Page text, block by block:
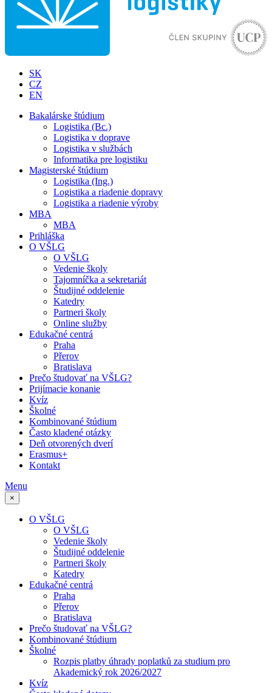
SK
CZ
EN
Bakalárske štúdium
Logistika (Bc.)
Logistika v doprave
Logistika v službách
Informatika pre logistiku
Magisterské štúdium
Logistika (Ing.)
Logistika a riadenie dopravy
Logistika a riadenie výroby
MBA
MBA
Prihláška
O VŠLG
O VŠLG
Vedenie školy
Tajomníčka a sekretariát
Študijné oddelenie
Katedry
Partneri školy
Online služby
Edukačné centrá
Praha
Přerov
Bratislava
Prečo študovať na VŠLG?
Prijímacie konanie
Kvíz
Školné
Kombinované štúdium
Často kladené otázky
Deň otvorených dverí
Erasmus+
Kontakt
Menu
×
O VŠLG
O VŠLG
Vedenie školy
Študijné oddelenie
Partneri školy
Katedry
Edukačné centrá
Praha
Přerov
Bratislava
Prečo študovať na VŠLG?
Kombinované štúdium
Školné
Rozpis platby úhrady poplatků za studium pro
Akademický rok 2026/2027
Kvíz